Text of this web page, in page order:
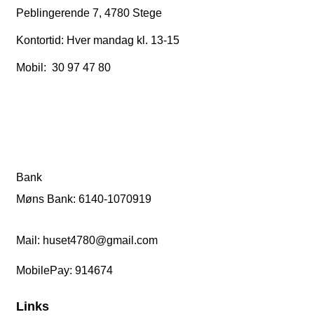
Peblingerende 7, 4780 Stege
Kontortid: Hver mandag kl. 13-15
Mobil: 30 97 47 80
Bank
Møns Bank: 6140-1070919
Mail: huset4780@gmail.com
MobilePay: 914674
Links